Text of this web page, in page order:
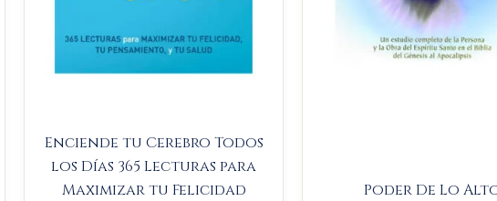
Enciende tu Cerebro Todos
los Días 365 Lecturas para
Maximizar tu Felicidad
Poder De Lo